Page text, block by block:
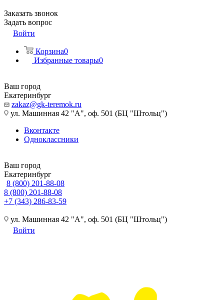
Заказать звонок
Задать вопрос
Войти
Корзина0
Избранные товары0
Ваш город
Екатеринбург
zakaz@gk-teremok.ru
ул. Машинная 42 "А", оф. 501 (БЦ "Штольц")
Вконтакте
Одноклассники
Ваш город
Екатеринбург
8 (800) 201-88-08
8 (800) 201-88-08
+7 (343) 286-83-59
ул. Машинная 42 "А", оф. 501 (БЦ "Штольц")
Войти